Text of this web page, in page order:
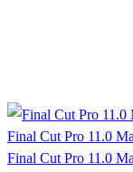
Final Cut Pro 11.0
Final Cut Pro 11.0